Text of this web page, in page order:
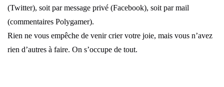
(Twitter), soit par message privé (Facebook), soit par mail
(commentaires Polygamer).
Rien ne vous empêche de venir crier votre joie, mais vous n’avez
rien d’autres à faire. On s’occupe de tout.